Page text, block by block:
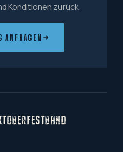
Konditionen zurück.
ANFRAGEN